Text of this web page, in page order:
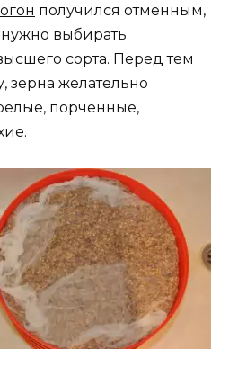
получился отменным,
выбирать
сорта. Перед тем
зерна желательно
порченные,